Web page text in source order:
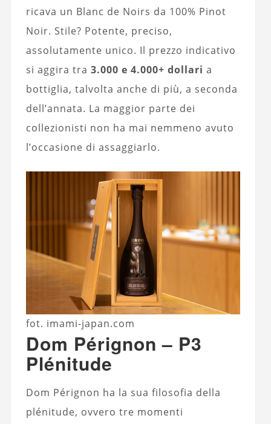
ricava un Blanc de Noirs da 100% Pinot
Noir. Stile? Potente, preciso,
assolutamente unico. Il prezzo indicativo
si aggira tra 3.000 e 4.000+ dollari a
bottiglia, talvolta anche di più, a seconda
dell’annata. La maggior parte dei
collezionisti non ha mai nemmeno avuto
l’occasione di assaggiarlo.
fot. imami-japan.com
Dom Pérignon – P3
Plénitude
Dom Pérignon ha la sua filosofia della
plénitude, ovvero tre momenti